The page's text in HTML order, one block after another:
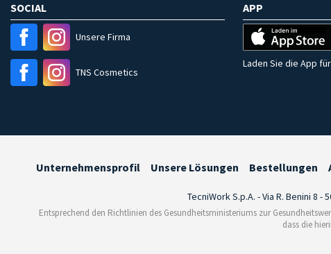
SOCIAL
Unsere Firma
TNS Cosmetics
APP
Laden Sie die App
Unternehmensprofil Unsere Lösungen Bestellungen
TecniWork S.p.A. - Via R. Benini 8 -
Entsprechend den Richtlinien des Gesundheitsministeriums zur
dass die